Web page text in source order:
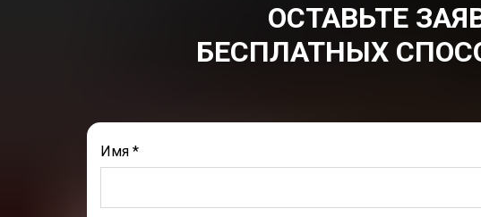
ОСТАВЬТЕ
БЕСПЛАТНЫХ
Имя *